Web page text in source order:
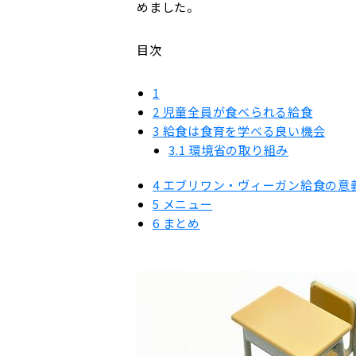
めました。
目次
1
2 児童全員が食べられる給食
3 給食は食育を学べる良い機会
3.1 環境省の取り組み
4エブリワン・ヴィーガン給食の意
5 メニュー
6 まとめ